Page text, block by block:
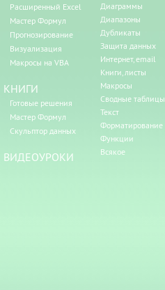
Расширенный Excel
Мастер Формул
Прогнозирование
Визуализация
Макросы на VBA
КНИГИ
Готовые решения
Мастер Формул
Скульптор данных
ВИДЕОУРОКИ
Диаграммы
Диапазоны
Дубликаты
Защита данных
Интернет, email
Книги, листы
Макросы
Сводные таблицы
Текст
Форматирование
Функции
Всякое